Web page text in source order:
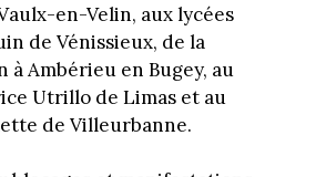
en-Velin, aux lycées
de Vénissieux, de la
à Ambérieu en Bugey, au
Utrillo de Limas et au
de Villeurbanne.